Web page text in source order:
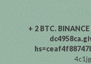
+ 2 BTC.